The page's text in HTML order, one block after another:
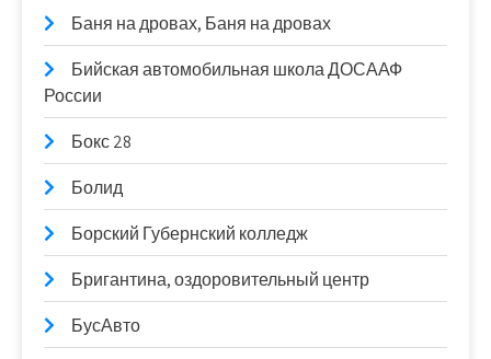
Баня на дровах, Баня на дровах
Бийская автомобильная школа ДОСААФ
России
Бокс 28
Болид
Борский Губернский колледж
Бригантина, оздоровительный центр
БусАвто